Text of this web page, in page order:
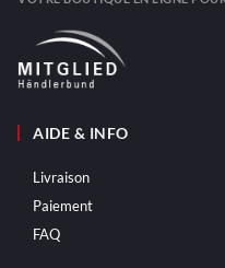
AIDE & INFO
Livraison
Paiement
FAQ